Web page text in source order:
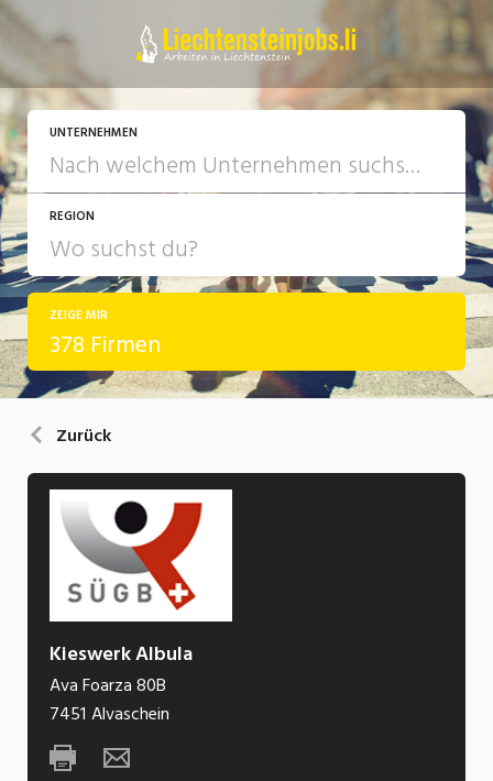
UNTERNEHMEN
REGION
ZEIGE MIR
378 Firmen
Zurück
Kieswerk Albula
Ava Foarza 80B
7451 Alvaschein